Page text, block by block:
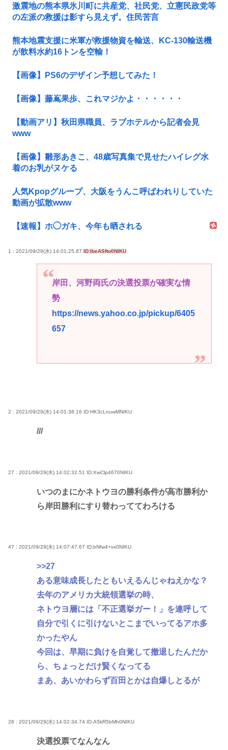
激震地の熊本県氷川町に共産党、社民党、立憲民政党等
の左派の救援は影すら見えず。住民苦言
熊本地震支援に米軍が救援物資を輸送、KC-130輸送機
が飲料水約16トンを空輸！
【画像】PS6のデザイン予想してみた！
【画像】藤嶌果歩、これマジかよ・・・・・・
【動画アリ】秋田県職員、ラブホテルから記者会見
www
【画像】雛形あきこ、48歳写真集で見せたハイレグ水
着のお乳がヌケる
人気Kpopグループ、大阪をうんこ呼ばわれりしていた
動画が拡散www
【速報】ホ◯ガキ、今年も晒される
1 : 2021/09/29(水) 14:01:25.87 ID:IbeASfto0NIKU
岸田、河野両氏の決選投票が確実な情
勢
https://news.yahoo.co.jp/pickup/6405
657
2 : 2021/09/29(水) 14:01:38.16 ID:HK3cLnuwMNIKU
///
27 : 2021/09/29(水) 14:02:32.51 ID:XwClp4670NIKU
いつのまにかネトウヨの勝利条件が高市勝利か
ら岸田勝利にすり替わっててわろける
47 : 2021/09/29(水) 14:07:47.67 ID:bNfw4+vx0NIKU
>>27
ある意味成長したともいえるんじゃねえかな？
去年のアメリカ大統領選挙の時、
ネトウヨ層には「不正選挙ガー！」を連呼して
自分で引くに引けないとこまでいってるアホ多
かったやん
今回は、早期に負けを自覚して撤退したんだか
ら、ちょっとだけ賢くなってる
まあ、あいかわらず百田とかは自爆しとるが
28 : 2021/09/29(水) 14:02:34.74 ID:A5kR5bMh0NIKU
決選投票てなんなん